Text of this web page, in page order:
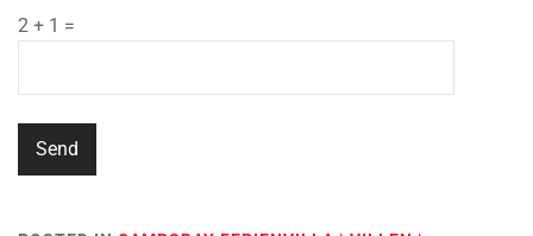
2 + 1 =